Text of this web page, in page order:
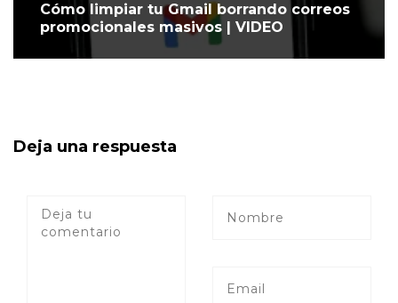
Cómo limpiar tu Gmail borrando correos
promocionales masivos | VIDEO
Deja una respuesta